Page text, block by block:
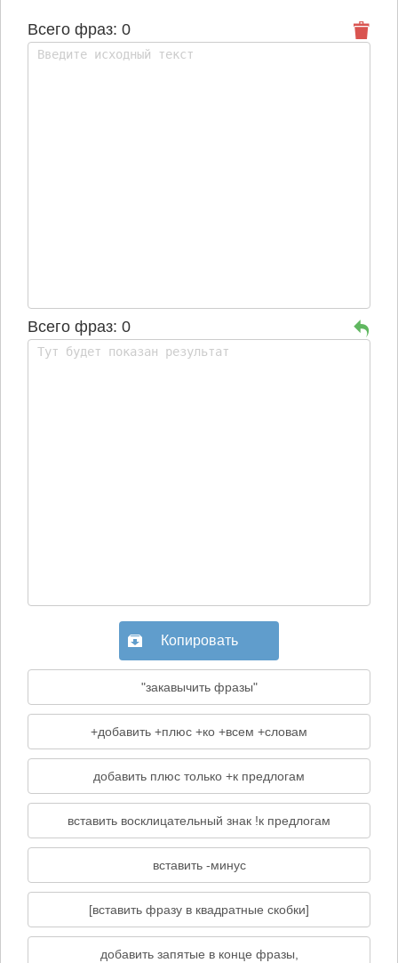
Всего фраз: 0
Всего фраз: 0
Копировать
"закавычить фразы"
+добавить +плюс +ко +всем +словам
добавить плюс только +к предлогам
вставить восклицательный знак !к предлогам
вставить -минус
[вставить фразу в квадратные скобки]
добавить запятые в конце фразы,